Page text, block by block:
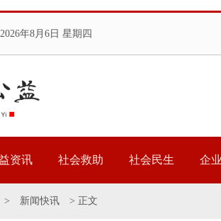
2026年8月6日 星期四
资讯 社会救助 社会民生 企
> 新闻快讯 > 正文